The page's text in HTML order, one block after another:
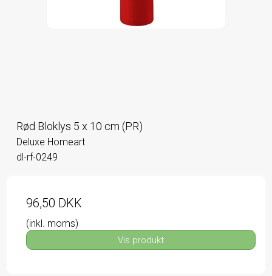
Rød Bloklys 5 x 10 cm (PR)
Deluxe Homeart
dl-rf-0249
96,50 DKK
(inkl. moms)
Vis produkt